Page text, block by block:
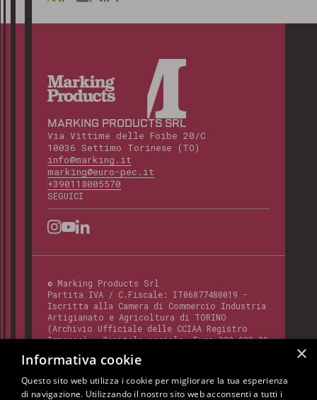
MARKING PRODUCTS SRL
Via Vittime delle Foibe 20/C
10036 Settimo Torinese (TO)
info@marking.it
marking@euro-pec.it
+390118005570
SEGUICI
© Marking Products Srl
Partita IVA / C.Fiscale: IT06877480019 -
Iscritta alla Camera di Commercio Industria
Artigianato e Agricoltura di TORINO
(Archivio Ufficiale delle CCIAA Registro
Imprese) - Capitale sociale: Euro 300.000,00
×
Informativa cookie
Questo sito web utilizza i cookie per migliorare la tua esperienza
di navigazione. Utilizzando il nostro sito web acconsenti a tutti i